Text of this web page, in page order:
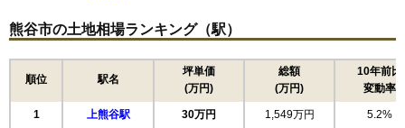
16 中央 27万円 1,629万円 20.0%
27万円 2,080万円 14.9%
26万円 1,275万円 14.9%
19 伊勢町 25万円 1,270万円 8.9%
熊谷市の土地相場ランキング（駅）
順位 駅名
坪単価
(万円)
総額
(万円)
10年前比
変動率
1 上熊谷駅 30万円 1,549万円 5.2%